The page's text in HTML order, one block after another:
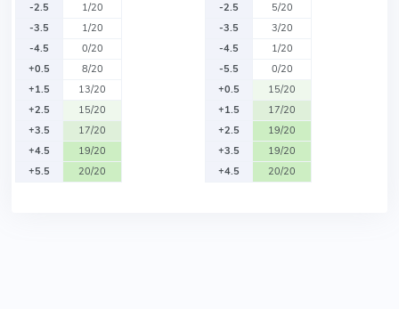
-2.5
1/20
-3.5
1/20
-4.5
0/20
+0.5
8/20
+1.5
13/20
+2.5
15/20
+3.5
17/20
+4.5
19/20
+5.5
20/20
-2.5
5/20
-3.5
3/20
-4.5
1/20
-5.5
0/20
+0.5
15/20
+1.5
17/20
+2.5
19/20
+3.5
19/20
+4.5
20/20